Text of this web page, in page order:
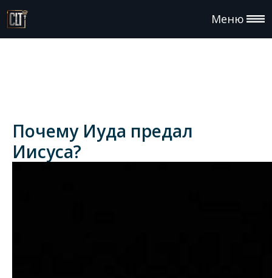
Меню
Почему Иуда предал
Иисуса?